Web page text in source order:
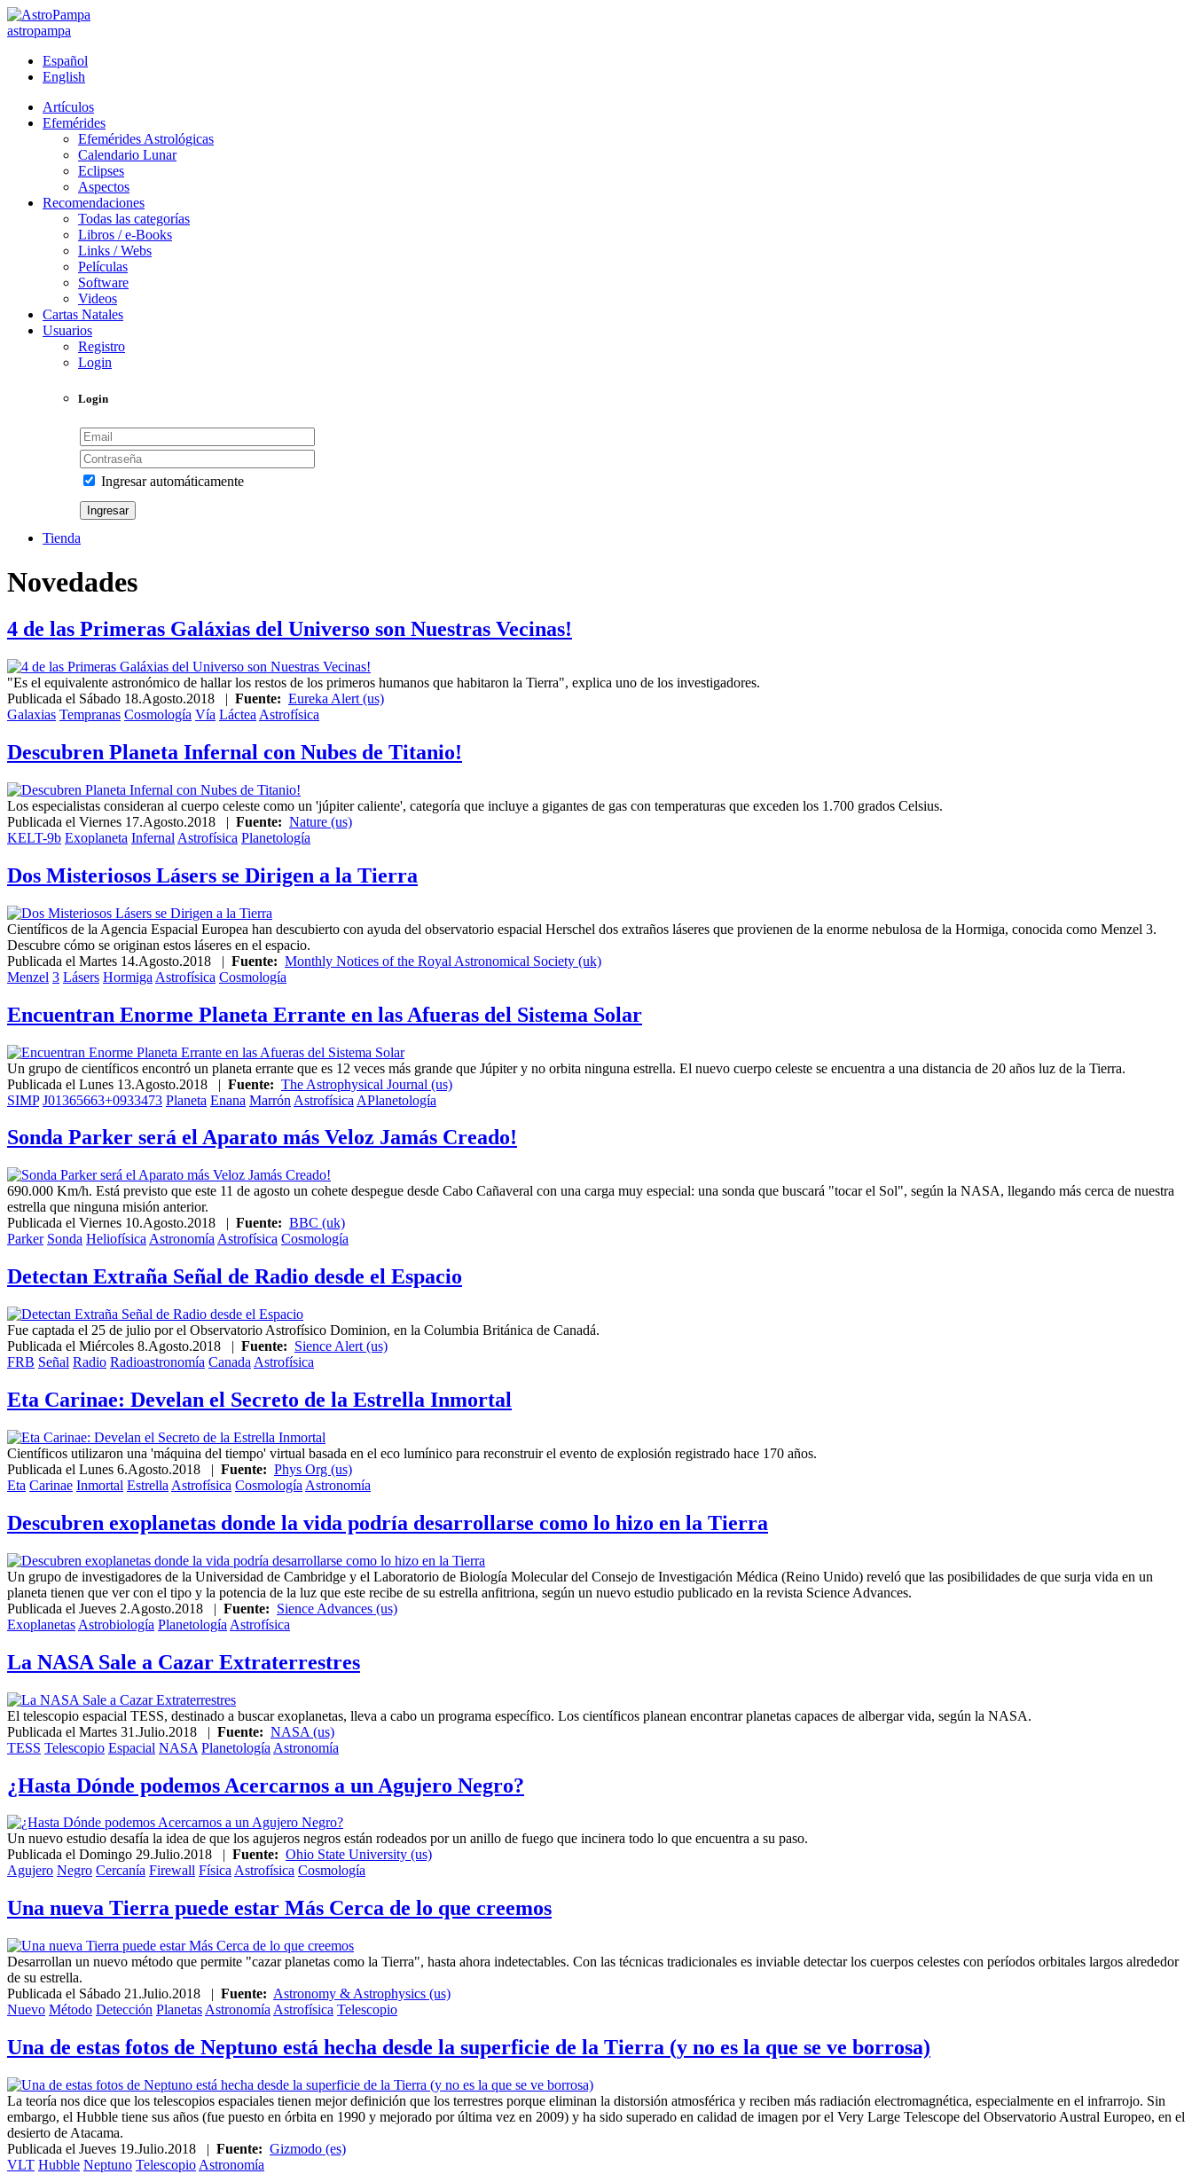
astropampa
Español
English
Artículos
Efemérides
Efemérides Astrológicas
Calendario Lunar
Eclipses
Aspectos
Recomendaciones
Todas las categorías
Libros / e-Books
Links / Webs
Películas
Software
Videos
Cartas Natales
Usuarios
Registro
Login
Login
Ingresar automáticamente
Tienda
Novedades
4 de las Primeras Galáxias del Universo son Nuestras Vecinas!
"Es el equivalente astronómico de hallar los restos de los primeros humanos que habitaron la Tierra", explica uno de los investigadores.
Publicada el Sábado 18.Agosto.2018 | Fuente: Eureka Alert (us)
Galaxias Tempranas Cosmología Vía Láctea Astrofísica
Descubren Planeta Infernal con Nubes de Titanio!
Los especialistas consideran al cuerpo celeste como un 'júpiter caliente', categoría que incluye a gigantes de gas con temperaturas que exceden los 1.700 grados Celsius.
Publicada el Viernes 17.Agosto.2018 | Fuente: Nature (us)
KELT-9b Exoplaneta Infernal Astrofísica Planetología
Dos Misteriosos Lásers se Dirigen a la Tierra
Científicos de la Agencia Espacial Europea han descubierto con ayuda del observatorio espacial Herschel dos extraños láseres que provienen de la enorme nebulosa de la Hormiga, conocida como Menzel 3.
Descubre cómo se originan estos láseres en el espacio.
Publicada el Martes 14.Agosto.2018 | Fuente: Monthly Notices of the Royal Astronomical Society (uk)
Menzel 3 Lásers Hormiga Astrofísica Cosmología
Encuentran Enorme Planeta Errante en las Afueras del Sistema Solar
Un grupo de científicos encontró un planeta errante que es 12 veces más grande que Júpiter y no orbita ninguna estrella. El nuevo cuerpo celeste se encuentra a una distancia de 20 años luz de la Tierra.
Publicada el Lunes 13.Agosto.2018 | Fuente: The Astrophysical Journal (us)
SIMP J01365663+0933473 Planeta Enana Marrón Astrofísica APlanetología
Sonda Parker será el Aparato más Veloz Jamás Creado!
690.000 Km/h. Está previsto que este 11 de agosto un cohete despegue desde Cabo Cañaveral con una carga muy especial: una sonda que buscará "tocar el Sol", según la NASA, llegando más cerca de nuestra
estrella que ninguna misión anterior.
Publicada el Viernes 10.Agosto.2018 | Fuente: BBC (uk)
Parker Sonda Heliofísica Astronomía Astrofísica Cosmología
Detectan Extraña Señal de Radio desde el Espacio
Fue captada el 25 de julio por el Observatorio Astrofísico Dominion, en la Columbia Británica de Canadá.
Publicada el Miércoles 8.Agosto.2018 | Fuente: Sience Alert (us)
FRB Señal Radio Radioastronomía Canada Astrofísica
Eta Carinae: Develan el Secreto de la Estrella Inmortal
Científicos utilizaron una 'máquina del tiempo' virtual basada en el eco lumínico para reconstruir el evento de explosión registrado hace 170 años.
Publicada el Lunes 6.Agosto.2018 | Fuente: Phys Org (us)
Eta Carinae Inmortal Estrella Astrofísica Cosmología Astronomía
Descubren exoplanetas donde la vida podría desarrollarse como lo hizo en la Tierra
Un grupo de investigadores de la Universidad de Cambridge y el Laboratorio de Biología Molecular del Consejo de Investigación Médica (Reino Unido) reveló que las posibilidades de que surja vida en un
planeta tienen que ver con el tipo y la potencia de la luz que este recibe de su estrella anfitriona, según un nuevo estudio publicado en la revista Science Advances.
Publicada el Jueves 2.Agosto.2018 | Fuente: Sience Advances (us)
Exoplanetas Astrobiología Planetología Astrofísica
La NASA Sale a Cazar Extraterrestres
El telescopio espacial TESS, destinado a buscar exoplanetas, lleva a cabo un programa específico. Los científicos planean encontrar planetas capaces de albergar vida, según la NASA.
Publicada el Martes 31.Julio.2018 | Fuente: NASA (us)
TESS Telescopio Espacial NASA Planetología Astronomía
¿Hasta Dónde podemos Acercarnos a un Agujero Negro?
Un nuevo estudio desafía la idea de que los agujeros negros están rodeados por un anillo de fuego que incinera todo lo que encuentra a su paso.
Publicada el Domingo 29.Julio.2018 | Fuente: Ohio State University (us)
Agujero Negro Cercanía Firewall FísicaAstrofísica Cosmología
Una nueva Tierra puede estar Más Cerca de lo que creemos
Desarrollan un nuevo método que permite "cazar planetas como la Tierra", hasta ahora indetectables. Con las técnicas tradicionales es inviable detectar los cuerpos celestes con períodos orbitales largos alrededor
de su estrella.
Publicada el Sábado 21.Julio.2018 | Fuente: Astronomy & Astrophysics (us)
Nuevo Método Detección Planetas Astronomía Astrofísica Telescopio
Una de estas fotos de Neptuno está hecha desde la superficie de la Tierra (y no es la que se ve borrosa)
La teoría nos dice que los telescopios espaciales tienen mejor definición que los terrestres porque eliminan la distorsión atmosférica y reciben más radiación electromagnética, especialmente en el infrarrojo. Sin
embargo, el Hubble tiene sus años (fue puesto en órbita en 1990 y mejorado por última vez en 2009) y ha sido superado en calidad de imagen por el Very Large Telescope del Observatorio Austral Europeo, en el
desierto de Atacama.
Publicada el Jueves 19.Julio.2018 | Fuente: Gizmodo (es)
VLT Hubble Neptuno Telescopio Astronomía